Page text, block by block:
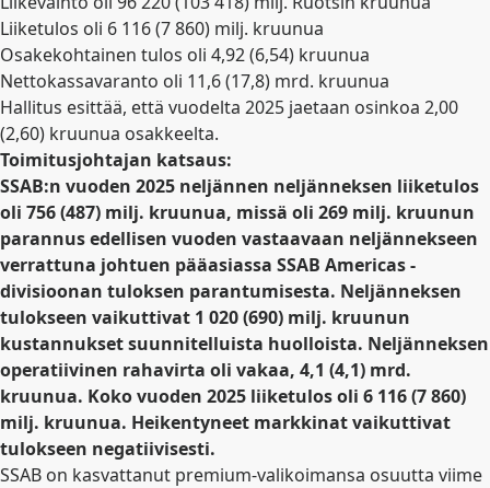
Liiketulos oli 6 116 (7 860) milj. kruunua
Osakekohtainen tulos oli 4,92 (6,54) kruunua
Nettokassavaranto oli 11,6 (17,8) mrd. kruunua
Hallitus esittää, että vuodelta 2025 jaetaan osinkoa 2,00
(2,60) kruunua osakkeelta.
Toimitusjohtajan katsaus:
SSAB:n vuoden 2025 neljännen neljänneksen liiketulos
oli 756 (487) milj. kruunua, missä oli 269 milj. kruunun
parannus edellisen vuoden vastaavaan neljännekseen
verrattuna johtuen pääasiassa SSAB Americas -
divisioonan tuloksen parantumisesta. Neljänneksen
tulokseen vaikuttivat 1 020 (690) milj. kruunun
kustannukset suunnitelluista huolloista. Neljänneksen
operatiivinen rahavirta oli vakaa, 4,1 (4,1) mrd.
kruunua. Koko vuoden 2025 liiketulos oli 6 116 (7 860)
milj. kruunua. Heikentyneet markkinat vaikuttivat
tulokseen negatiivisesti.
SSAB on kasvattanut premium-valikoimansa osuutta viime